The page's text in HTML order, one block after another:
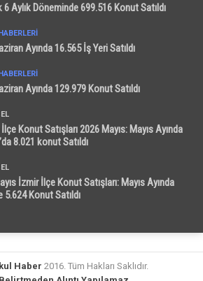
6 Aylık Döneminde 699.516 Konut Satıldı
Ayında 16.565 İş Yeri Satıldı
Ayında 129.979 Konut Satıldı
Konut Satışları 2026 Mayıs: Mayıs Ayında
8.021 konut Satıldı
İzmir İlçe Konut Satışları: Mayıs Ayında
5.624 Konut Satıldı
Haber 2016. Tüm Hakları Saklıdır.